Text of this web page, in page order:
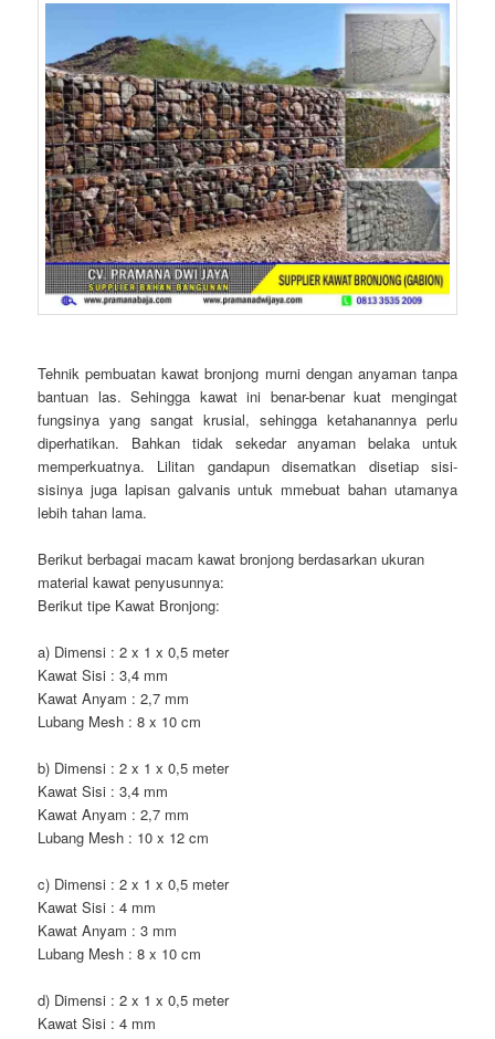
Tehnik pembuatan kawat bronjong murni dengan anyaman tanpa
bantuan las. Sehingga kawat ini benar-benar kuat mengingat
fungsinya yang sangat krusial, sehingga ketahanannya perlu
diperhatikan. Bahkan tidak sekedar anyaman belaka untuk
memperkuatnya. Lilitan gandapun disematkan disetiap sisi-
sisinya juga lapisan galvanis untuk mmebuat bahan utamanya
lebih tahan lama.
Berikut berbagai macam kawat bronjong berdasarkan ukuran
material kawat penyusunnya:
Berikut tipe Kawat Bronjong:
a) Dimensi : 2 x 1 x 0,5 meter
Kawat Sisi : 3,4 mm
Kawat Anyam : 2,7 mm
Lubang Mesh : 8 x 10 cm
b) Dimensi : 2 x 1 x 0,5 meter
Kawat Sisi : 3,4 mm
Kawat Anyam : 2,7 mm
Lubang Mesh : 10 x 12 cm
c) Dimensi : 2 x 1 x 0,5 meter
Kawat Sisi : 4 mm
Kawat Anyam : 3 mm
Lubang Mesh : 8 x 10 cm
d) Dimensi : 2 x 1 x 0,5 meter
Kawat Sisi : 4 mm